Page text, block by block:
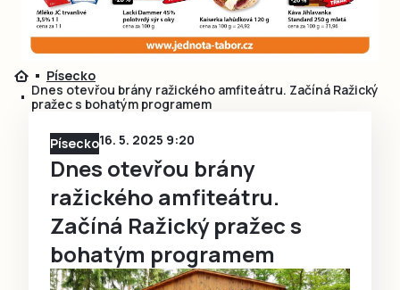
Písecko
Dnes otevřou brány ražického amfiteátru. Začíná Ražický
pražec s bohatým programem
Písecko16. 5. 2025 9:20
Dnes otevřou brány
ražického amfiteátru.
Začíná Ražický pražec s
bohatým programem